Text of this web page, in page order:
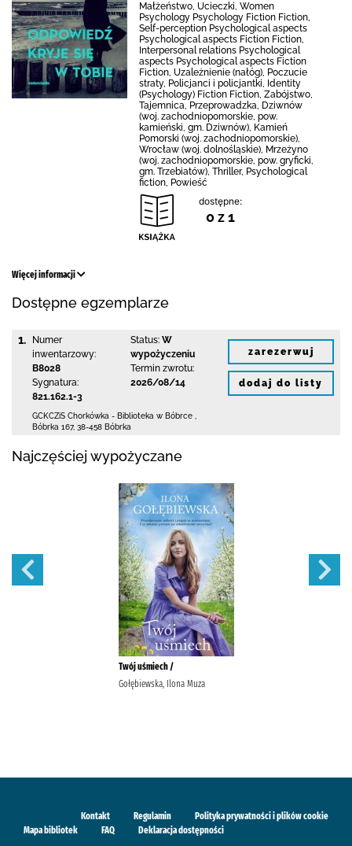
Małżeństwo, Ucieczki, Women
Psychology Psychology Fiction Fiction,
Self-perception Psychological aspects
Psychological aspects Fiction Fiction,
Interpersonal relations Psychological
aspects Psychological aspects Fiction
Fiction, Uzależnienie (nałóg), Poczucie
straty, Policjanci i policjantki, Identity
(Psychology) Fiction Fiction, Zabójstwo,
Tajemnica, Przeprowadzka, Dziwnów
(woj. zachodniopomorskie, pow.
kamieński, gm. Dziwnów), Kamień
Pomorski (woj. zachodniopomorskie),
Wrocław (woj. dolnośląskie), Mrzeżyno
(woj. zachodniopomorskie, pow. gryficki,
gm. Trzebiatów), Thriller, Psychological
fiction, Powieść
dostępne:
0 z 1
Więcej informacji
Dostępne egzemplarze
1.
Numer
inwentarzowy:
B8028
Sygnatura:
821.162.1-3
Status: W
wypożyczeniu
Termin zwrotu:
2026/08/14
GCKCZiS Chorkówka - Biblioteka w Bóbrce
Bóbrka 167, 38-458 Bóbrka
zarezerwuj
dodaj do listy
Najczęściej wypożyczane
Twój uśmiech /
Gołębiewska, Ilona Muza
Kontakt Regulamin
Polityka prywatności i plików cookie
Mapa bibliotek
FAQ Deklaracja dostępności